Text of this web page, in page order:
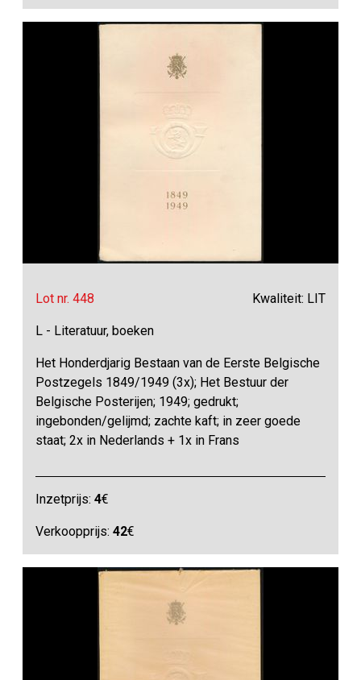
Lot nr. 448 Kwaliteit: LIT
L - Literatuur, boeken
Het Honderdjarig Bestaan van de Eerste Belgische
Postzegels 1849/1949 (3x); Het Bestuur der
Belgische Posterijen; 1949; gedrukt;
ingebonden/gelijmd; zachte kaft; in zeer goede
staat; 2x in Nederlands + 1x in Frans
Inzetprijs:4€
Verkoopprijs:42€